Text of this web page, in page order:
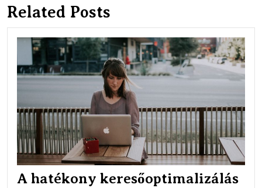
Related Posts
A
A hatékony keresőoptimalizálás